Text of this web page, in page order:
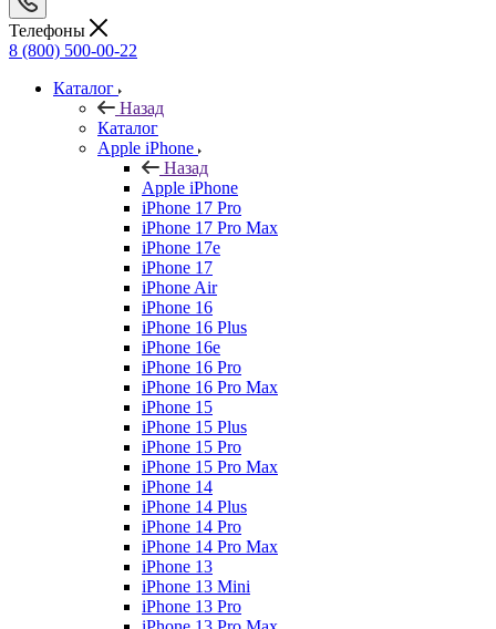
Телефоны
8 (800) 500-00-22
Каталог
Назад
Каталог
Apple iPhone
Назад
Apple iPhone
iPhone 17 Pro
iPhone 17 Pro Max
iPhone 17e
iPhone 17
iPhone Air
iPhone 16
iPhone 16 Plus
iPhone 16e
iPhone 16 Pro
iPhone 16 Pro Max
iPhone 15
iPhone 15 Plus
iPhone 15 Pro
iPhone 15 Pro Max
iPhone 14
iPhone 14 Plus
iPhone 14 Pro
iPhone 14 Pro Max
iPhone 13
iPhone 13 Mini
iPhone 13 Pro